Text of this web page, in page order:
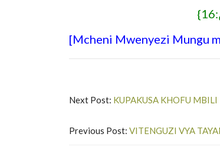
[Mcheni Mwenyezi Mungu
Next Post: KUPAKUSA KHOFU
Previous Post: VITENGUZI VYA